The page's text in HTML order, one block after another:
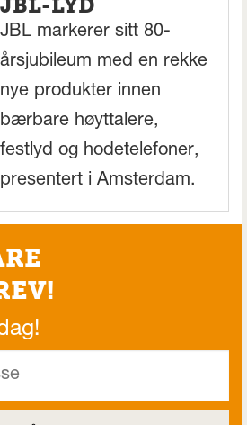
JBL-LYD
JBL markerer sitt 80-
årsjubileum med en rekke
nye produkter innen
bærbare høyttalere,
festlyd og hodetelefoner,
presentert i Amsterdam.